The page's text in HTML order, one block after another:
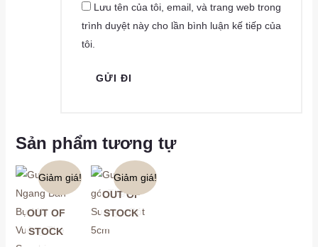
Lưu tên của tôi, email, và trang web trong
trình duyệt này cho lần bình luận kế tiếp của
tôi.
Sản phẩm tương tự
Giảm giá!
OUT OF
STOCK
Giảm giá!
OUT OF
STOCK